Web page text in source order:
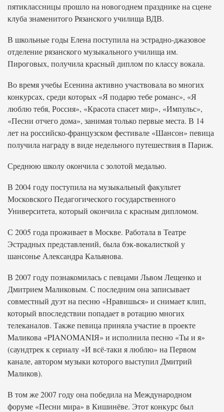
пятиклассницы прошло на новогоднем празднике на сцене
клуба знаменитого Рязанского училища ВДВ.
В школьные годы Елена поступила на эстрадно-джазовое
отделение рязанского музыкального училища им.
Пироговых, получила красный диплом по классу вокала.
Во время учебы Есенина активно участвовала во многих
конкурсах, среди которых «Я подарю тебе романс», «Я
люблю тебя, Россия», «Красота спасет мир», «Импульс»,
«Песни отчего дома», занимая только первые места. В 14
лет на российско-французском фестивале «Шансон» певица
получила награду в виде недельного путешествия в Париж.
Среднюю школу окончила с золотой медалью.
В 2004 году поступила на музыкальный факультет
Московского Педагогического государственного
Университета, который окончила с красным дипломом.
С 2005 года проживает в Москве. Работала в Театре
Эстрадных представлений, была бэк-вокалисткой у
шансонье Александра Кальянова.
В 2007 году познакомилась с певцами Львом Лещенко и
Дмитрием Маликовым. С последним она записывает
совместный дуэт на песню «Нравишься» и снимает клип,
который впоследствии попадает в ротацию многих
телеканалов. Также певица приняла участие в проекте
Маликова «PIANOMANIЯ» и исполнила песню «Ты и я»
(саундтрек к сериалу «И всё-таки я люблю» на Первом
канале, автором музыки которого выступил Дмитрий
Маликов).
В том же 2007 году она победила на Международном
форуме «Песни мира» в Кишинёве. Этот конкурс был